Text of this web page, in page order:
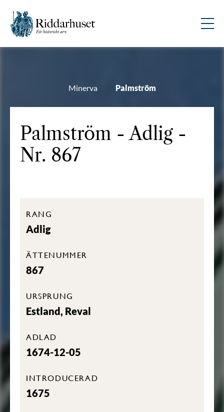
Minerva Palmström
Palmström - Adlig -
Nr. 867
RANG
Adlig
ÄTTENUMMER
867
URSPRUNG
Estland, Reval
ADLAD
1674-12-05
INTRODUCERAD
1675